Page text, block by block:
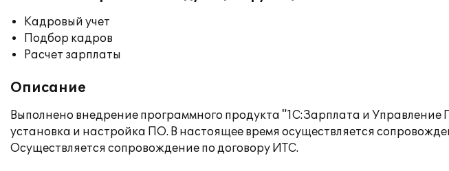
Кадровый учет
Подбор кадров
Расчет зарплаты
Описание
Выполнено внедрение программного продукта "1С:Зарплата и
установка и настройка ПО. В настоящее время осуществляется
Осуществляется сопровождение по договору ИТС.